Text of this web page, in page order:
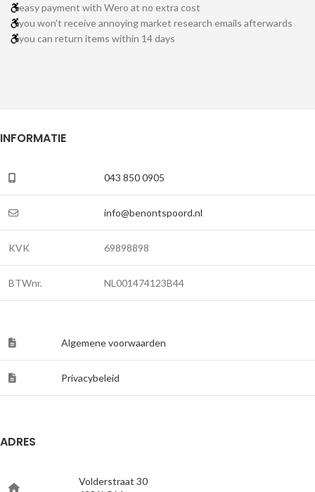
easy payment with Wero at no extra cost
you won't receive annoying market research emails afterwards
you can return items within 14 days
INFORMATIE
043 850 0905
info@benontspoord.nl
KVK 69898898
BTWnr. NL001474123B44
Algemene voorwaarden
Privacybeleid
ADRES
Volderstraat 30